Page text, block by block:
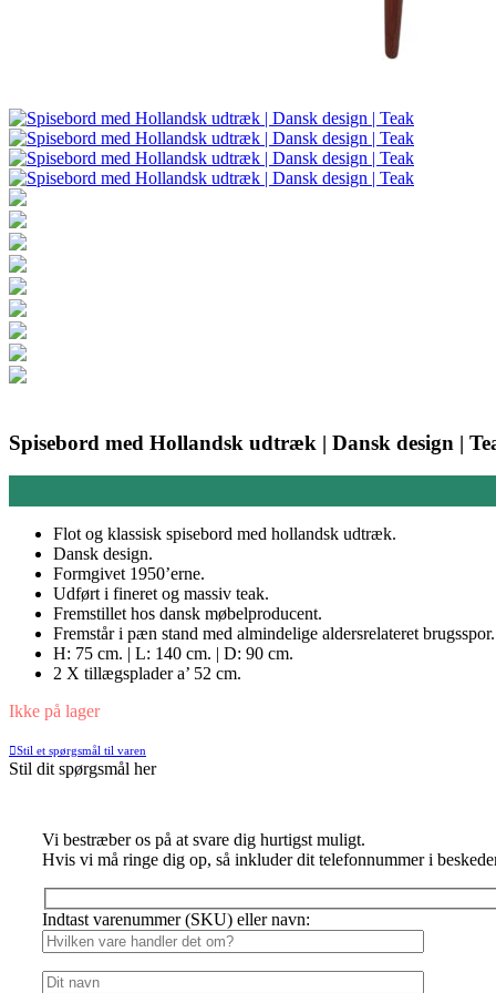
Spisebord med Hollandsk udtræk | Dansk design |
Flot og klassisk spisebord med hollandsk udtræk.
Dansk design.
Formgivet 1950’erne.
Udført i fineret og massiv teak.
Fremstillet hos dansk møbelproducent.
Fremstår i pæn stand med almindelige aldersrelateret brugsspor.
H: 75 cm. | L: 140 cm. | D: 90 cm.
2 X tillægsplader a’ 52 cm.
Ikke på lager
Stil et spørgsmål til varen
Stil dit spørgsmål her
Vi bestræber os på at svare dig hurtigst muligt.
Hvis vi må ringe dig op, så inkluder dit telefonnummer i
Indtast varenummer (SKU) eller navn: